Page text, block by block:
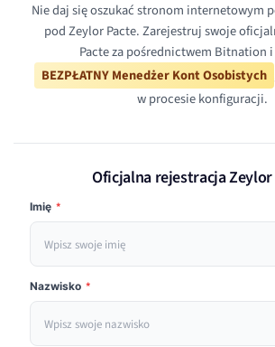
Nie daj się oszukać stronom internetowym
pod Zeylor Pacte. Zarejestruj swoje
Pacte za pośrednictwem Bitnation
BEZPŁATNY Menedżer Kont Osobistych
w procesie konfiguracji.
Oficjalna rejestracja Zeylor
Imię *
Nazwisko *